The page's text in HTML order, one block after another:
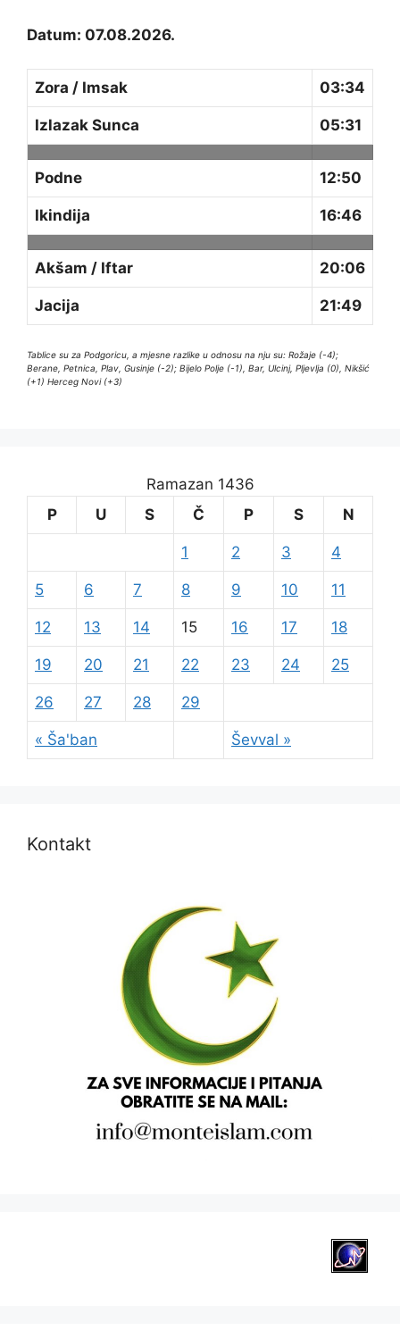
Datum: 07.08.2026.
Zora / Imsak 03:34
Izlazak Sunca 05:31
Podne 12:50
Ikindija 16:46
Akšam / Iftar 20:06
Jacija 21:49
Tablice su za Podgoricu, a mjesne razlike u odnosu na nju su: Rožaje (-4);
Berane, Petnica, Plav, Gusinje (-2); Bijelo Polje (-1), Bar, Ulcinj, Pljevlja (0), Nikšić
(+1) Herceg Novi (+3)
Ramazan 1436
P
U S Č P S N
« Ša'ban Ševval »
1 2 3 4
5 6 7 8 9 10 11
12 13 14 15 16 17 18
19 20 21 22 23 24 25
26 27 28 29
Kontakt